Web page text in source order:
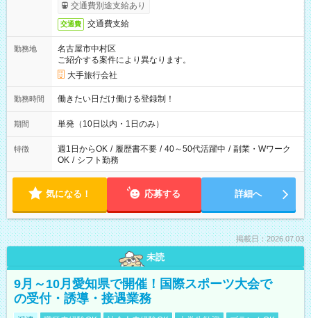
交通費別途支給あり
交通費 交通費支給
勤務地
名古屋市中村区
ご紹介する案件により異なります。
大手旅行会社
勤務時間 働きたい日だけ働ける登録制！
期間 単発（10日以内・1日のみ）
特徴 週1日からOK / 履歴書不要 / 40～50代活躍中 / 副業・Wワーク
OK / シフト勤務
気になる！ 応募する 詳細へ
掲載日：2026.07.03
未読
9月～10月愛知県で開催！国際スポーツ大会で
の受付・誘導・接遇業務